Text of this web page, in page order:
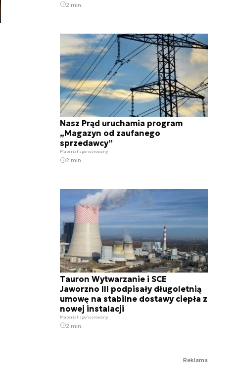
2 min.
Nasz Prąd uruchamia program
„Magazyn od zaufanego
sprzedawcy”
Materiał sponsorowany
2 min.
Tauron Wytwarzanie i SCE
Jaworzno III podpisały długoletnią
umowę na stabilne dostawy ciepła z
nowej instalacji
Materiał sponsorowany
2 min.
Reklama